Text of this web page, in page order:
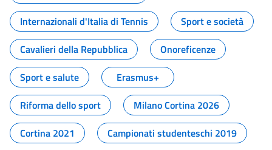
Internazionali d'Italia di Tennis
Sport e società
Cavalieri della Repubblica
Onoreficenze
Sport e salute
Erasmus+
Riforma dello sport
Milano Cortina 2026
Cortina 2021
Campionati studenteschi 2019